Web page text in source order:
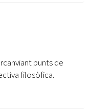
punts de
filosòfica.